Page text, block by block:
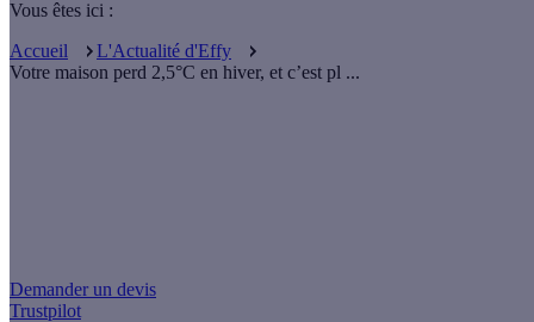
Vous êtes ici :
Accueil
L'Actualité d'Effy
Votre maison perd 2,5°C en hiver, et c’est pl ...
Demander un devis
Trustpilot